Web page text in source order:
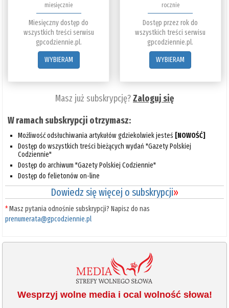
miesięcznie
Miesięczny dostęp do
wszystkich treści serwisu
gpcodziennie.pl.
WYBIERAM
rocznie
Dostęp przez rok do
wszystkich treści serwisu
gpcodziennie.pl.
WYBIERAM
Masz już subskrypcję?Zaloguj się
W ramach subskrypcji otrzymasz:
Możliwość odsłuchiwania artykułów gdziekolwiek jesteś [NOWOŚĆ]
Dostęp do wszystkich treści bieżących wydań "Gazety Polskiej
Codziennie"
Dostęp do archiwum "Gazety Polskiej Codziennie"
Dostęp do felietonów on-line
Dowiedz się więcej o subskrypcji»
*Masz pytania odnośnie subskrypcji? Napisz do nas
prenumerata@gpcodziennie.pl
Wesprzyj wolne media i ocal wolność słowa!